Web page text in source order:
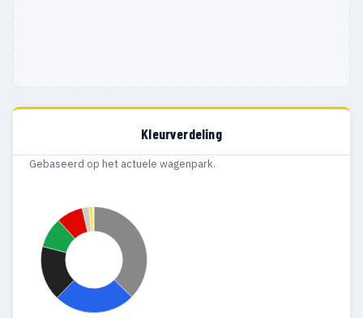
Kleurverdeling
Gebaseerd op het actuele wagenpark.